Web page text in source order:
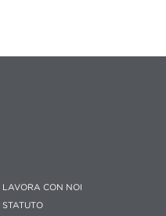
LAVORA CON NOI
STATUTO